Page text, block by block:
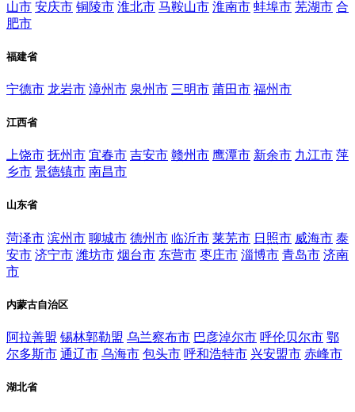
山市 安庆市 铜陵市 淮北市 马鞍山市 淮南市 蚌埠市 芜湖市 合
肥市
福建省
宁德市 龙岩市 漳州市 泉州市 三明市 莆田市 福州市
江西省
上饶市 抚州市 宜春市 吉安市 赣州市 鹰潭市 新余市 九江市 萍
乡市 景德镇市 南昌市
山东省
菏泽市 滨州市 聊城市 德州市 临沂市 莱芜市 日照市 威海市 泰
安市 济宁市 潍坊市 烟台市 东营市 枣庄市 淄博市 青岛市 济南
市
内蒙古自治区
阿拉善盟 锡林郭勒盟 乌兰察布市 巴彦淖尔市 呼伦贝尔市 鄂
尔多斯市 通辽市 乌海市 包头市 呼和浩特市 兴安盟市 赤峰市
湖北省